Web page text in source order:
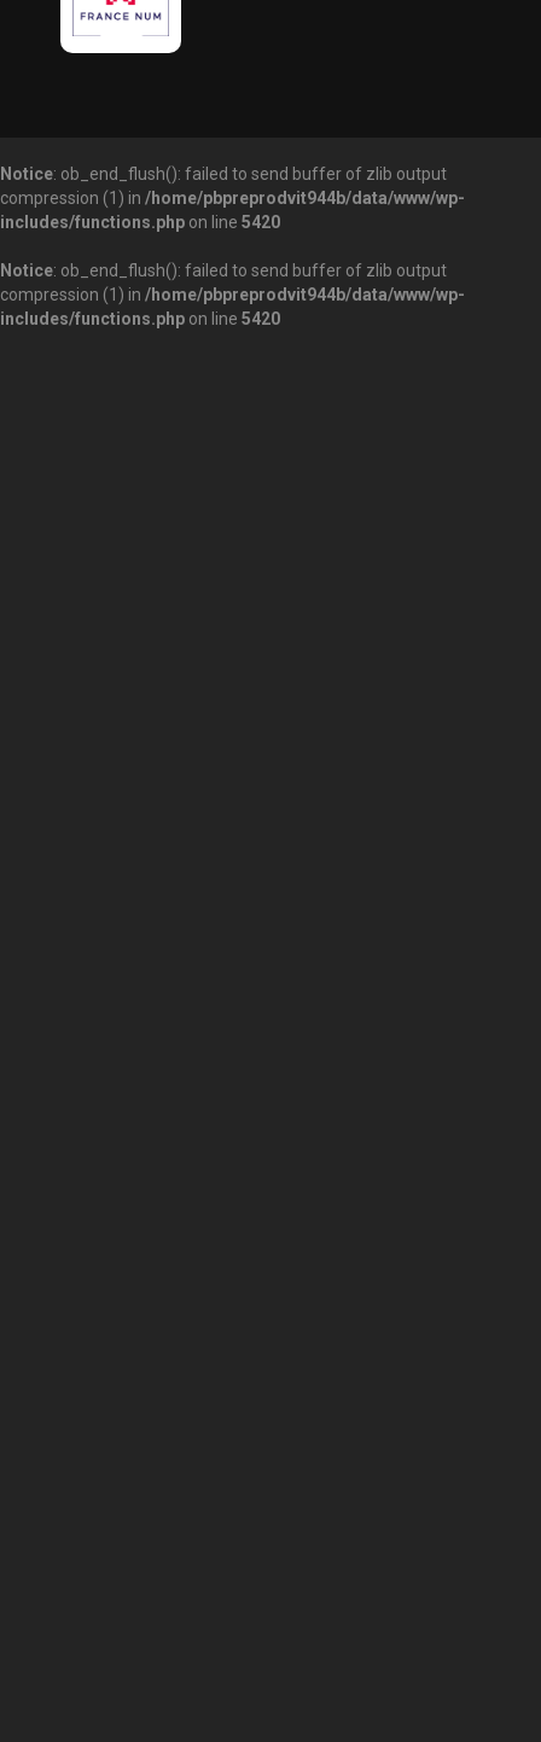
Notice: ob_end_flush(): failed to send buffer of zlib output
compression (1) in /home/pbpreprodvit944b/data/www/wp-
includes/functions.php on line 5420
Notice: ob_end_flush(): failed to send buffer of zlib output
compression (1) in /home/pbpreprodvit944b/data/www/wp-
includes/functions.php on line 5420